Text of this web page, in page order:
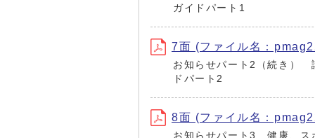
ガイドパート1
7面 (ファイル名：
お知らせパート2（続き）
ドパート2
8面 (ファイル名：
お知らせパート3 健康、ス